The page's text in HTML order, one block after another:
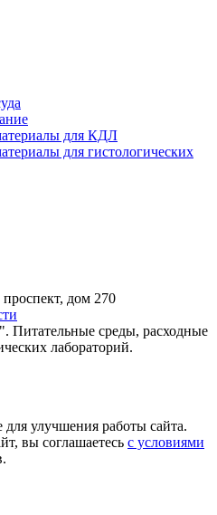
для КДЛ
для гистологических
дом 270
среды, расходные
лабораторий.
улучшения работы сайта.
вы соглашаетесь с условиями